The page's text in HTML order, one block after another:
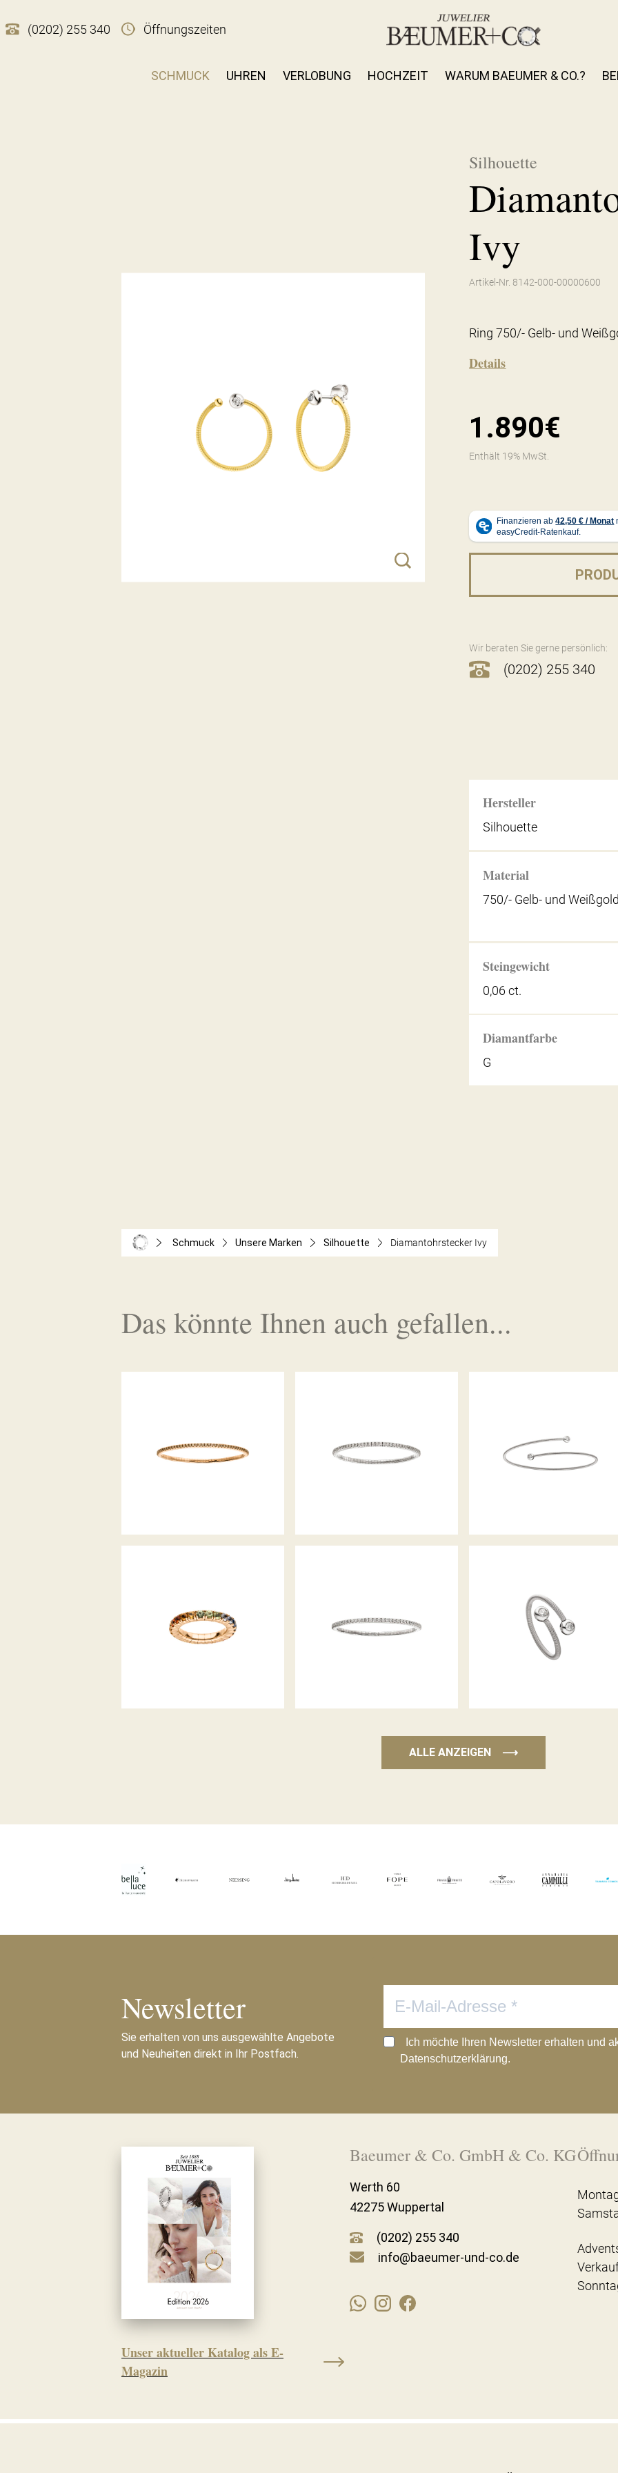
(0202) 255 340 Öffnungszeiten
SCHMUCK UHREN VERLOBUNG HOCHZEIT WARUM BAEUMER & CO.?
Silhouette
Ivy
Artikel-Nr. 8142-000-00000600
Ring 750/- Gelb- und
Details
1.890€
Enthält 19% MwSt.
Wir beraten Sie gerne persönlich:
(0202) 255 340
Hersteller
Silhouette
Material
750/- Gelb- und Weißgold
Steingewicht
0,06 ct.
Diamantfarbe
G
Schmuck Unsere Marken Silhouette Diamantohrstecker Ivy
Das könnte Ihnen auch gefallen...
SAPHIR RING
DIAMANTRING IVY
ALLE ANZEIGEN ⟶
Newsletter
Sie erhalten von uns ausgewählte Angebote
und Neuheiten direkt in Ihr Postfach.
Ich möchte Ihren Newsletter erhalten und
Datenschutzerklärung.
Unser aktueller Katalog als E-
Magazin
Baeumer & Co. GmbH & Co. KG
Werth 60
42275 Wuppertal
(0202) 255 340
info@baeumer-und-co.de